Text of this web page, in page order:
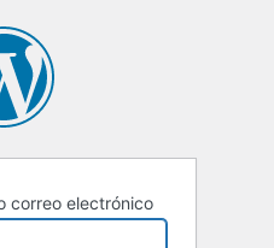
correo electrónico